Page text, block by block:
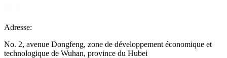
Adresse:
No. 2, avenue Dongfeng, zone de développement économique et
technologique de Wuhan, province du Hubei